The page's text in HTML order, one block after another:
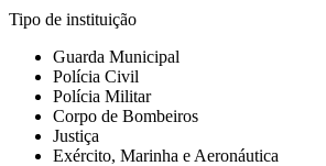
Tipo de instituição
Guarda Municipal
Polícia Civil
Polícia Militar
Corpo de Bombeiros
Justiça
Exército, Marinha e Aeronáutica